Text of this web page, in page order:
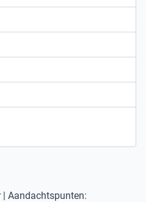
| Aandachtspunten: